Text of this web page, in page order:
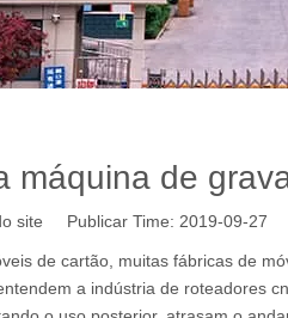
máquina de
site Publicar Time: 2019-09-27
de cartão, muitas fábricas de
a indústria de roteadores